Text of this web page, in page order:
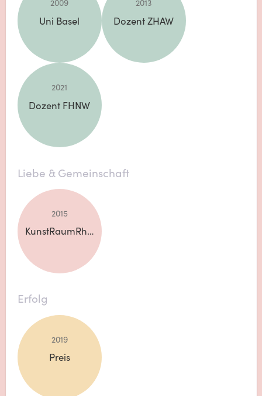
2009
Uni Basel
2013
Dozent ZHAW
2021
Dozent FHNW
Liebe & Gemeinschaft
2015
KunstRaumRhein
Erfolg
2019
Preis